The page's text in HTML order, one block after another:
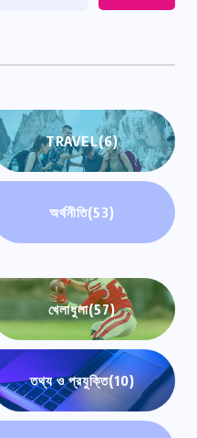
TRAVEL(6)
অর্থনীতি(53)
খেলাধুলা(57)
তথ্য ও প্রযুক্তি(10)